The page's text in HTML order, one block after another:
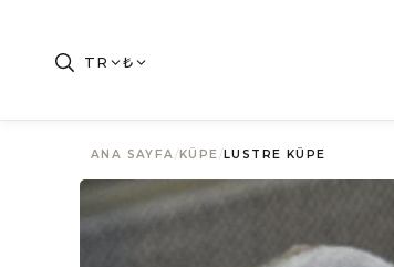
TR ₺
ANA SAYFA/KÜPE/LUSTRE KÜPE